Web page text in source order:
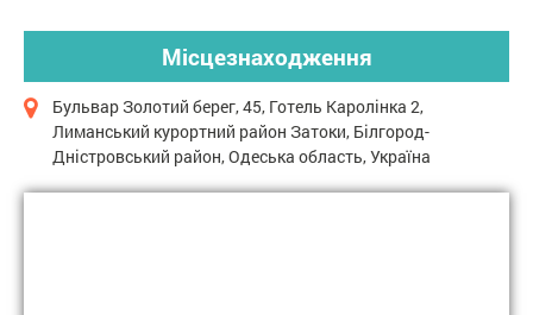
Місцезнаходження
Бульвар Золотий берег, 45, Готель Каролінка 2,
Лиманський курортний район Затоки, Білгород-
Дністровський район, Одеська область, Україна